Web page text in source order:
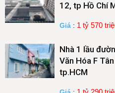
12, tp Hồ Chí
Giá : 1 tỷ 570
Nhà 1 lầu
Văn Hóa F
tp.HCM